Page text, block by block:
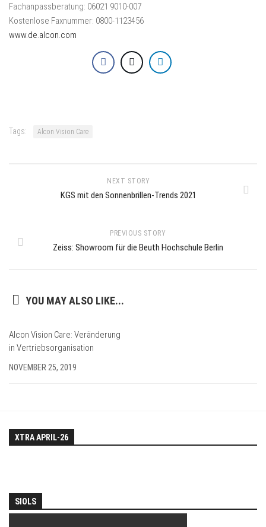
Fachanpassberatung: 06021 9010-007
Kostenlose Faxnummer: 0800-1123456
www.de.alcon.com
Tags: Alcon Vision Care
NEXT STORY
KGS mit den Sonnenbrillen-Trends 2021
PREVIOUS STORY
Zeiss: Showroom für die Beuth Hochschule Berlin
YOU MAY ALSO LIKE...
Alcon Vision Care: Veränderung
in Vertriebsorganisation
NOVEMBER 25, 2019
XTRA APRIL-26
SIOLS